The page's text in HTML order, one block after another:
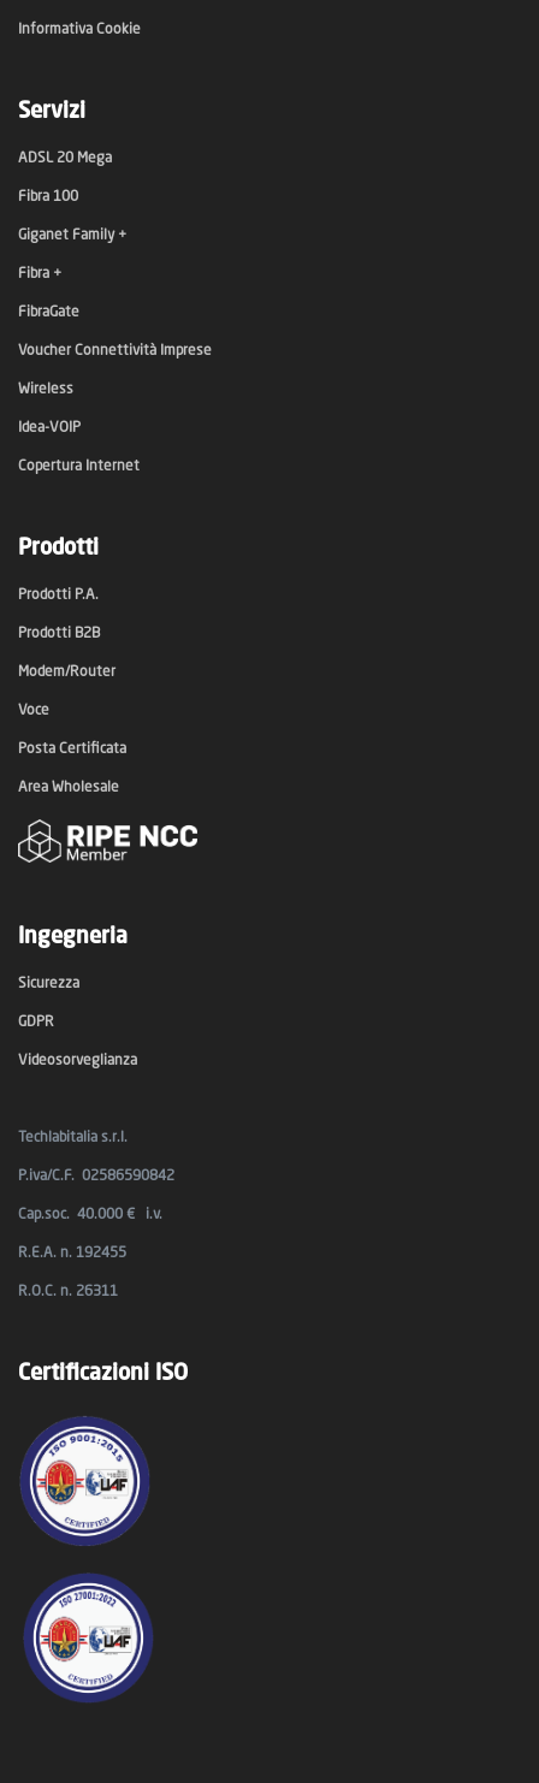
Informativa Cookie
Servizi
ADSL 20 Mega
Fibra 100
Giganet Family +
Fibra +
FibraGate
Voucher Connettività Imprese
Wireless
Idea-VOIP
Copertura Internet
Prodotti
Prodotti P.A.
Prodotti B2B
Modem/Router
Voce
Posta Certificata
Area Wholesale
Ingegneria
Sicurezza
GDPR
Videosorveglianza
Techlabitalia s.r.l.
P.iva/C.F. 02586590842
Cap.soc. 40.000 € i.v.
R.E.A. n. 192455
R.O.C. n. 26311
Certificazioni ISO